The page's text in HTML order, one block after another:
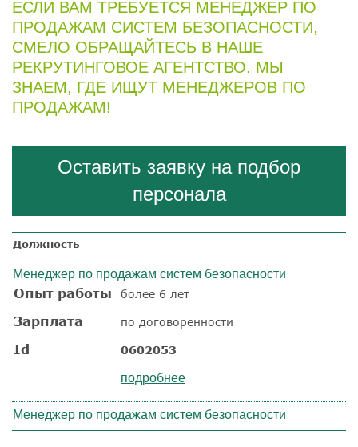
ЕСЛИ ВАМ ТРЕБУЕТСЯ МЕНЕДЖЕР ПО
ПРОДАЖАМ СИСТЕМ БЕЗОПАСНОСТИ,
СМЕЛО ОБРАЩАЙТЕСЬ В НАШЕ
РЕКРУТИНГОВОЕ АГЕНТСТВО. МЫ
ЗНАЕМ, ГДЕ ИЩУТ МЕНЕДЖЕРОВ ПО
ПРОДАЖАМ!
Оставить заявку на подбор
персонала
Должность
Менеджер по продажам систем безопасности
Опыт работы более 6 лет
Зарплата по договоренности
Id 0602053
подробнее
Менеджер по продажам систем безопасности